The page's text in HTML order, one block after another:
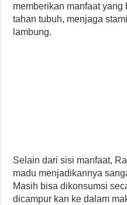
memberikan manfaat
tahan tubuh, menjaga
lambung.
Selain dari sisi manfaat,
madu menjadikannya
Masih bisa dikonsumsi
dicampur kan ke dalam